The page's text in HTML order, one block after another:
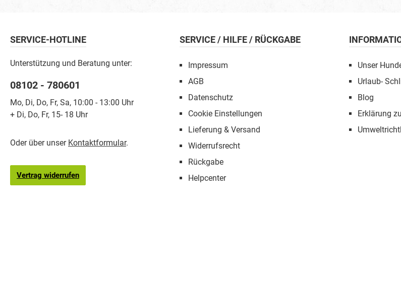
SERVICE-HOTLINE
Unterstützung und Beratung unter:
08102 - 780601
Mo, Di, Do, Fr, Sa, 10:00 - 13:00 Uhr
+ Di, Do, Fr, 15- 18 Uhr
Oder über unser Kontaktformular.
Vertrag widerrufen
SERVICE / HILFE / RÜCKGABE
Impressum
AGB
Datenschutz
Cookie Einstellungen
Lieferung & Versand
Widerrufsrecht
Rückgabe
Helpcenter
Unser
Urlaub-
Blog
Erklärung